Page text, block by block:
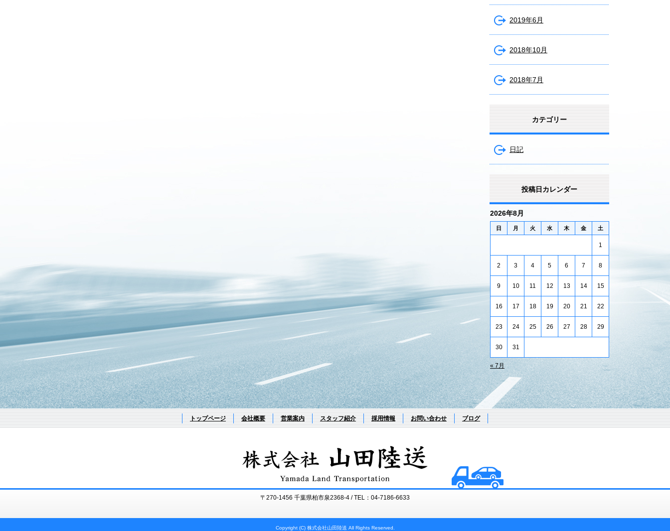
2019年6月
2018年10月
2018年7月
カテゴリー
日記
投稿日カレンダー
2026年8月
日 月 火 水 木 金 土
« 7月
1
2 3 4 5 6 7 8
9 10 11 12 13 14 15
16 17 18 19 20 21 22
23 24 25 26 27 28 29
30 31
トップページ 会社概要 営業案内 スタッフ紹介 採用情報 お問い合わせ ブログ
〒270-1456 千葉県柏市泉2368-4 / TEL：04-7186-6633
Copyright (C) 株式会社山田陸送 All Rights Reserved.